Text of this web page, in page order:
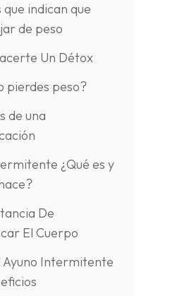
que indican que
de peso
Un Détox
pierdes peso?
de una
¿Qué es y
De
El Cuerpo
Ayuno Intermitente